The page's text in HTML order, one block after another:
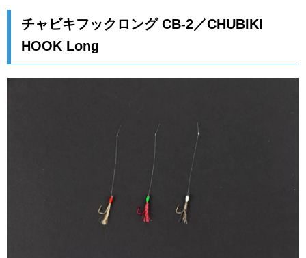
チャビキフックロング CB-2／CHUBIKI
HOOK Long